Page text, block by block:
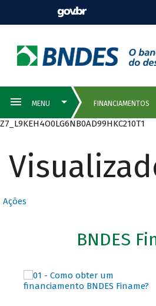
Z7_L9KEH4O0LG6NB0AD99HKC210T1
Ações
BNDES